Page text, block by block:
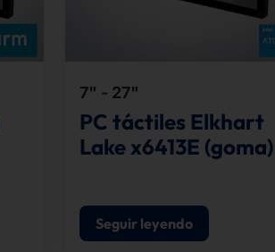
7" - 27"
PC táctiles Elkhart
Lake x6413E (goma)
Seguir leyendo